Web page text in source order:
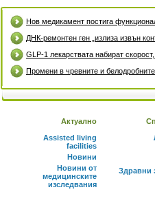
Нов медикамент постига
ДНК-ремонтен ген „излиза извън
GLP-1 лекарствата набират
Промени в чревните и
Актуално
Assisted living
facilities
Новини
Новини от
медицинските
изследвания
Здравни